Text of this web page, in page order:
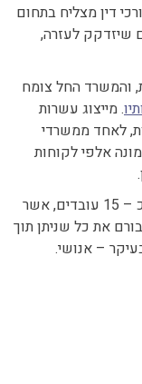
משרד עורכי דין מצליח בתחום
שיזדקק לעזרה,
והמשרד החל צומח
. מייצוג עשרות
לאחד ממשרדי
אלפי לקוחות
כיום, מונה המשרד צוות מקצועי ומסור של כ – 15 עובדים, אשר
את כל שניתן תוך
– אנושי.